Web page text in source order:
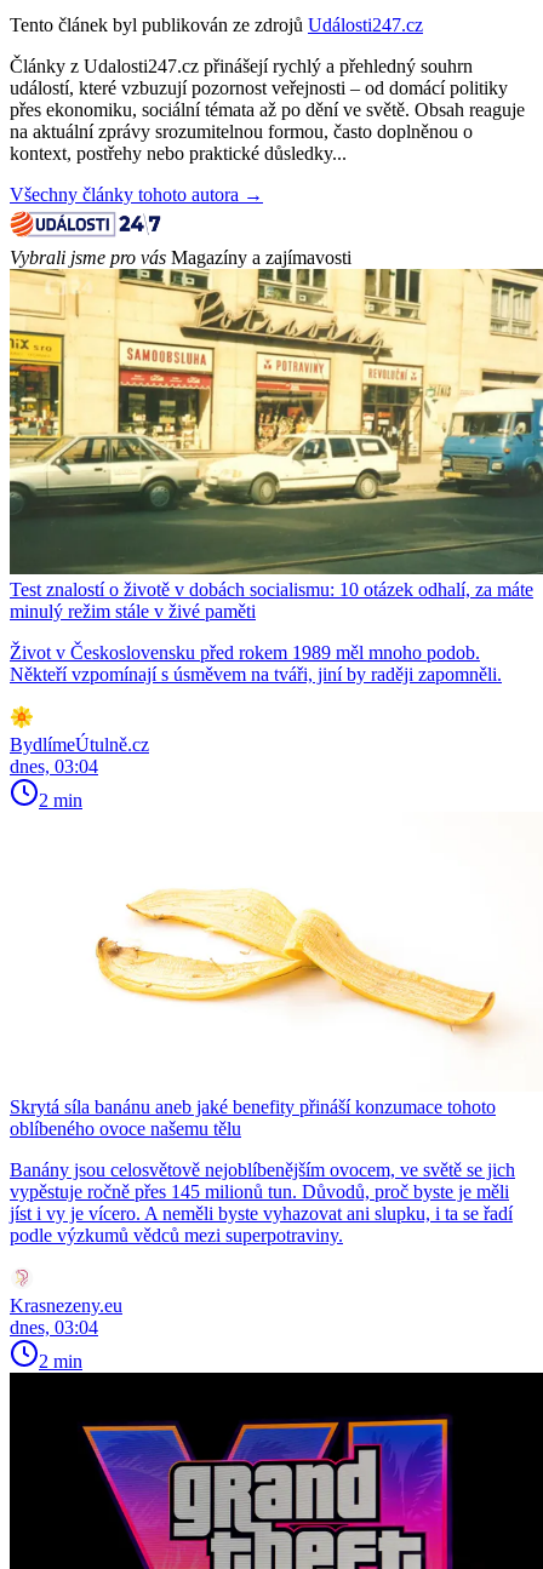
Tento článek byl publikován ze zdrojů Události247.cz
Články z Udalosti247.cz přinášejí rychlý a přehledný souhrn
událostí, které vzbuzují pozornost veřejnosti – od domácí politiky
přes ekonomiku, sociální témata až po dění ve světě. Obsah reaguje
na aktuální zprávy srozumitelnou formou, často doplněnou o
kontext, postřehy nebo praktické důsledky...
Všechny články tohoto autora →
Vybrali jsme pro vás Magazíny a zajímavosti
Test znalostí o životě v dobách socialismu: 10 otázek odhalí, za máte
minulý režim stále v živé paměti
Život v Československu před rokem 1989 měl mnoho podob.
Někteří vzpomínají s úsměvem na tváři, jiní by raději zapomněli.
BydlímeÚtulně.cz
dnes, 03:04
2 min
Skrytá síla banánu aneb jaké benefity přináší konzumace tohoto
oblíbeného ovoce našemu tělu
Banány jsou celosvětově nejoblíbenějším ovocem, ve světě se jich
vypěstuje ročně přes 145 milionů tun. Důvodů, proč byste je měli
jíst i vy je vícero. A neměli byste vyhazovat ani slupku, i ta se řadí
podle výzkumů vědců mezi superpotraviny.
Krasnezeny.eu
dnes, 03:04
2 min